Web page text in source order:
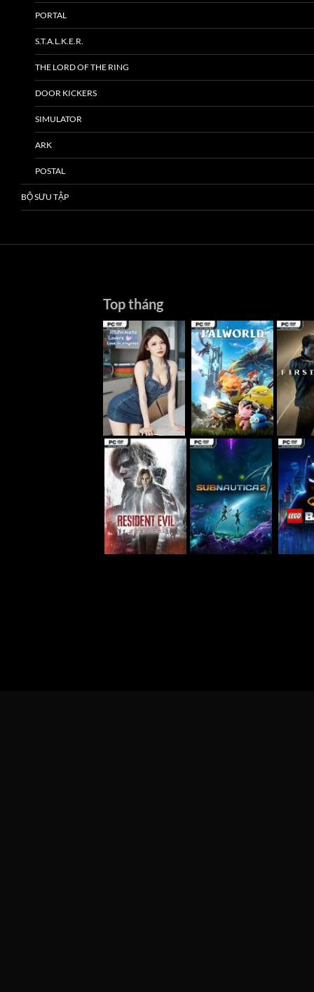
PORTAL
S.T.A.L.K.E.R.
THE LORD OF THE RING
DOOR KICKERS
SIMULATOR
ARK
POSTAL
BỘ SƯU TẬP
Top tháng